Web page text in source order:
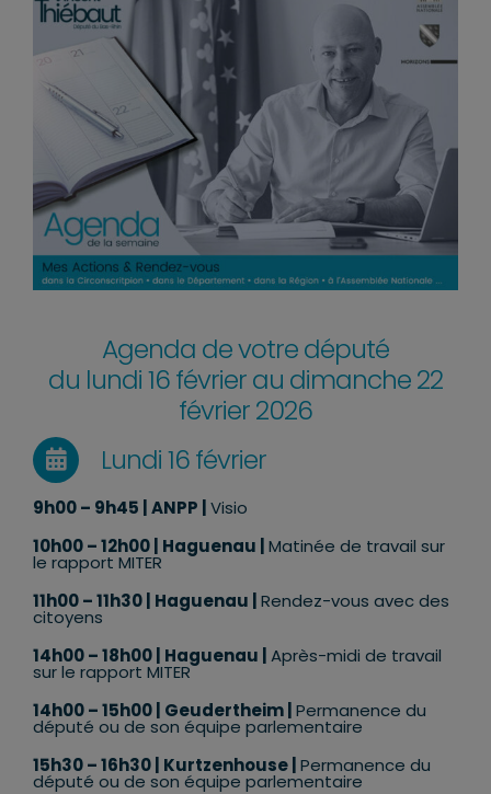
Agenda de votre député
du lundi 16 février au dimanche 22
février 2026
Lundi 16 février
9h00 – 9h45 | ANPP | Visio
10h00 – 12h00 | Haguenau | Matinée de travail sur
le rapport MITER
11h00 – 11h30 | Haguenau | Rendez-vous avec des
citoyens
14h00 – 18h00 | Haguenau | Après-midi de travail
sur le rapport MITER
14h00 – 15h00 | Geudertheim | Permanence du
député ou de son équipe parlementaire
15h30 – 16h30 | Kurtzenhouse | Permanence du
député ou de son équipe parlementaire